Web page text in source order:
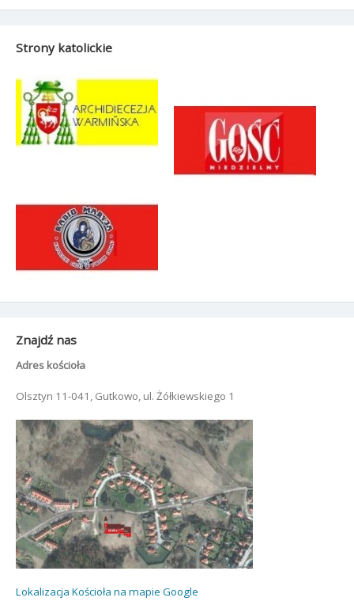
Strony katolickie
Znajdź nas
Adres kościoła
Olsztyn 11-041, Gutkowo, ul. Żółkiewskiego 1
Lokalizacja Kościoła na mapie Google